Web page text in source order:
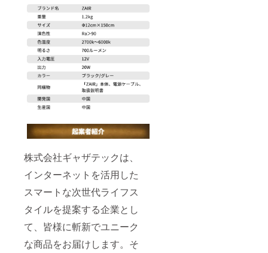
株式会社ギャザテックは、
インターネットを活用した
スマートな次世代ライフス
タイルを提案する企業とし
て、皆様に斬新でユニーク
な商品をお届けします。そ